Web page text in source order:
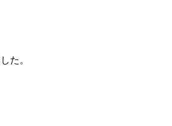
た。